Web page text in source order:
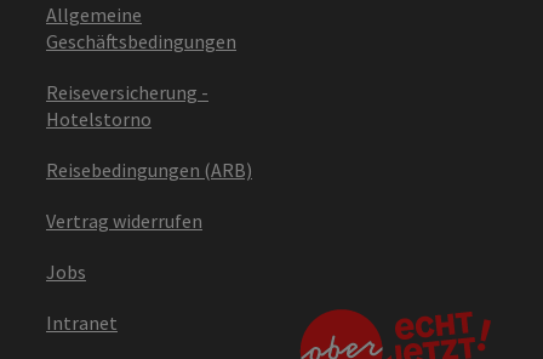
Allgemeine
Geschäftsbedingungen
Reiseversicherung -
Hotelstorno
Reisebedingungen (ARB)
Vertrag widerrufen
Jobs
Intranet